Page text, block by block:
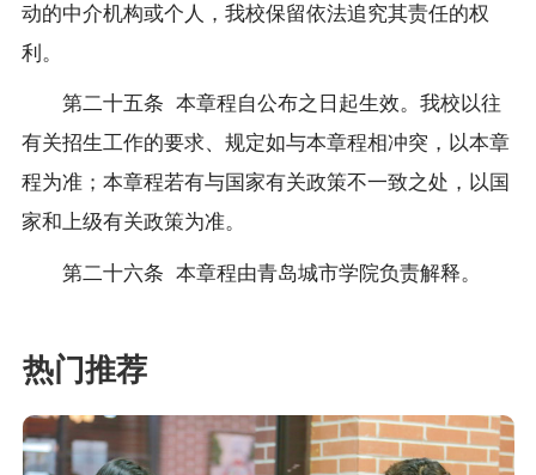
动的中介机构或个人，我校保留依法追究其责任的权
利。
第二十五条 本章程自公布之日起生效。我校以往
有关招生工作的要求、规定如与本章程相冲突，以本章
程为准；本章程若有与国家有关政策不一致之处，以国
家和上级有关政策为准。
第二十六条 本章程由青岛城市学院负责解释。